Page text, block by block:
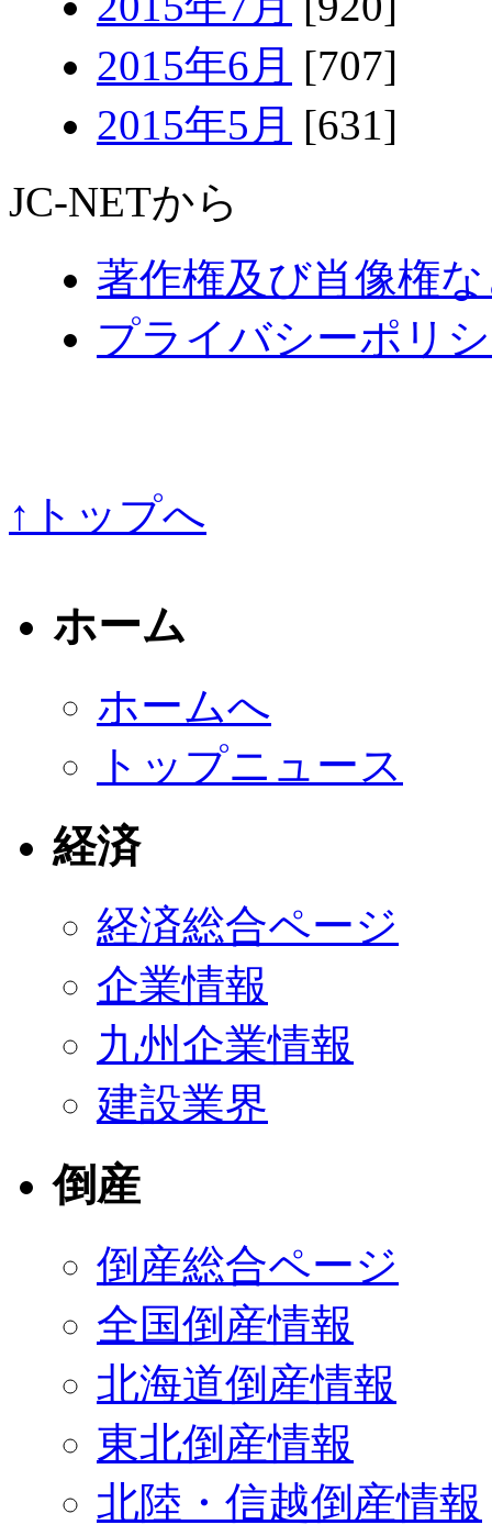
2015年6月 [707]
2015年5月 [631]
JC-NETから
著作権及び肖像権
プライバシーポリ
↑トップへ
ホーム
ホームへ
トップニュース
経済
経済総合ページ
企業情報
九州企業情報
建設業界
倒産
倒産総合ページ
全国倒産情報
北海道倒産情報
東北倒産情報
北陸・信越倒産情報